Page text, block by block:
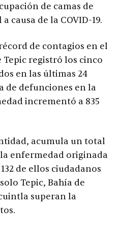
de camas de
causa de la COVID-19.
de contagios en el
registró los cinco
en las últimas 24
de defunciones en la
incrementó a 835
acumula un total
la enfermedad originada
de ellos ciudadanos
Tepic, Bahía de
superan la